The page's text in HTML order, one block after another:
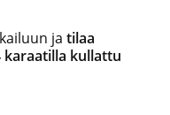
ja tilaa
karaatilla kullattu